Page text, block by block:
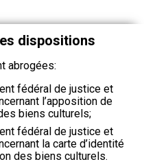
dispositions
abrogées:
fédéral de justice et
l’apposition de
biens culturels;
fédéral de justice et
la carte d’identité
des biens culturels.